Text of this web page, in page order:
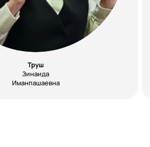
Труш
Зинаида
Иманпашаевна